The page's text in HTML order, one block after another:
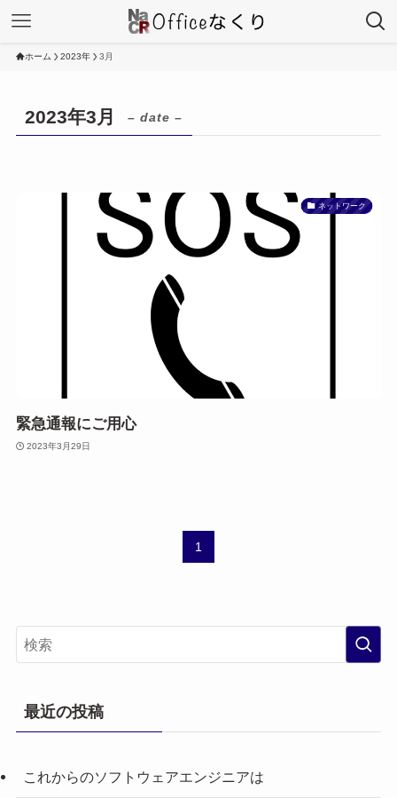
ホーム 2023年 3月
2023年3月 – date –
ネットワーク
緊急通報にご用心
2023年3月29日
1
最近の投稿
これからのソフトウェアエンジニアは